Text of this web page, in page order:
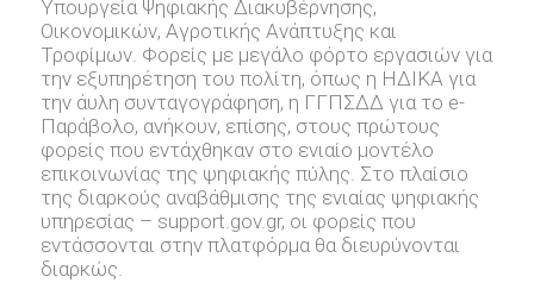
Υπουργεία Ψηφιακής Διακυβέρνησης,
Οικονομικών, Αγροτικής Ανάπτυξης και
Τροφίμων. Φορείς με μεγάλο φόρτο εργασιών για
την εξυπηρέτηση του πολίτη, όπως η ΗΔΙΚΑ για
την άυλη συνταγογράφηση, η ΓΓΠΣΔΔ για το e-
Παράβολο, ανήκουν, επίσης, στους πρώτους
φορείς που εντάχθηκαν στο ενιαίο μοντέλο
επικοινωνίας της ψηφιακής πύλης. Στο πλαίσιο
της διαρκούς αναβάθμισης της ενιαίας ψηφιακής
υπηρεσίας – support.gov.gr, oι φορείς που
εντάσσονται στην πλατφόρμα θα διευρύνονται
διαρκώς.